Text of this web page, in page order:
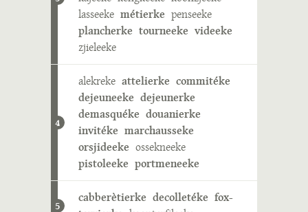
lasseeke métierke penseeke
plancherke tourneeke videeke
zjieleeke
4
alekreke attelierke commitéke
dejeuneeke dejeunerke
demasquéke douanierke
invitéke marchausseke
orsjideeke ossekneeke
pistoleeke portmeneeke
5
cabberètierke decolletéke fox-